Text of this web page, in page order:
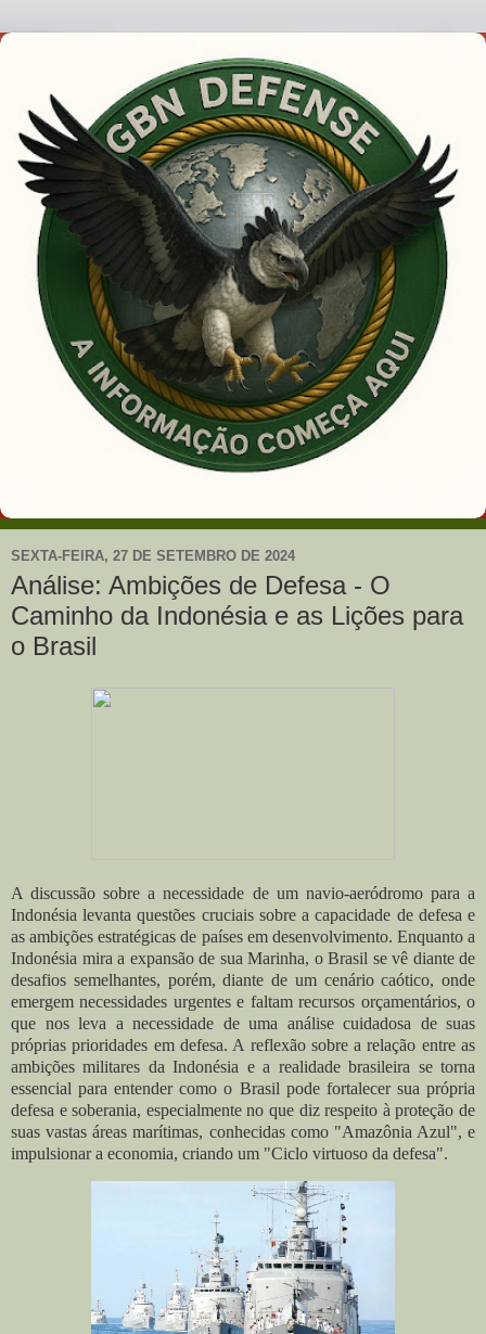
SEXTA-FEIRA, 27 DE SETEMBRO DE 2024
Análise: Ambições de Defesa - O
Caminho da Indonésia e as Lições para
o Brasil
A discussão sobre a necessidade de um navio-aeródromo para a
Indonésia levanta questões cruciais sobre a capacidade de defesa e
as ambições estratégicas de países em desenvolvimento. Enquanto a
Indonésia mira a expansão de sua Marinha, o Brasil se vê diante de
desafios semelhantes, porém, diante de um cenário caótico, onde
emergem necessidades urgentes e faltam recursos orçamentários, o
que nos leva a necessidade de uma análise cuidadosa de suas
próprias prioridades em defesa. A reflexão sobre a relação entre as
ambições militares da Indonésia e a realidade brasileira se torna
essencial para entender como o Brasil pode fortalecer sua própria
defesa e soberania, especialmente no que diz respeito à proteção de
suas vastas áreas marítimas, conhecidas como "Amazônia Azul", e
impulsionar a economia, criando um "Ciclo virtuoso da defesa".